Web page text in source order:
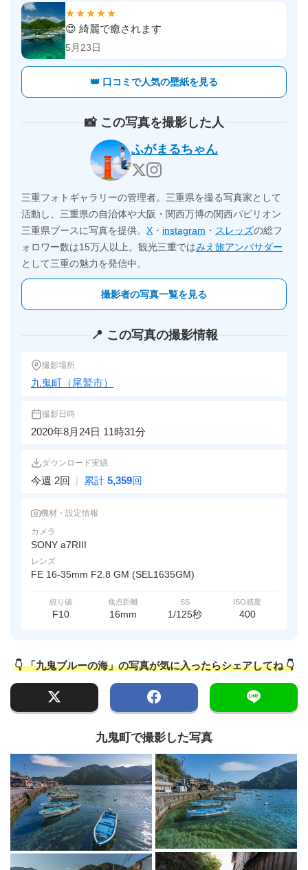
★★★★★
😍 綺麗で癒されます
5月23日
👑 口コミで人気の壁紙を見る
📸 この写真を撮影した人
ふがまるちゃん
三重フォトギャラリーの管理者。三重県を撮る写真家として
活動し、三重県の自治体や大阪・関西万博の関西パビリオン
三重県ブースに写真を提供。 X ・ instagram ・ スレッズの総フ
ォロワー数は15万人以上。観光三重ではみえ旅アンバサダー
として三重の魅力を発信中。
撮影者の写真一覧を見る
📍 この写真の撮影情報
撮影場所
九鬼町（尾鷲市）
撮影日時
2020年8月24日 11時31分
ダウンロード実績
今週 2回 | 累計 5,359回
機材・設定情報
カメラ
SONY a7RIII
レンズ
FE 16-35mm F2.8 GM (SEL1635GM)
絞り値
F10
焦点距離
16mm
SS
1/125秒
ISO感度
400
👇 「九鬼ブルーの海」の写真が気に入ったらシェアしてね 👇
九鬼町で撮影した写真